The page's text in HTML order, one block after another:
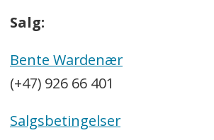
Salg:
Bente Wardenær
(+47) 926 66 401
Salgsbetingelser